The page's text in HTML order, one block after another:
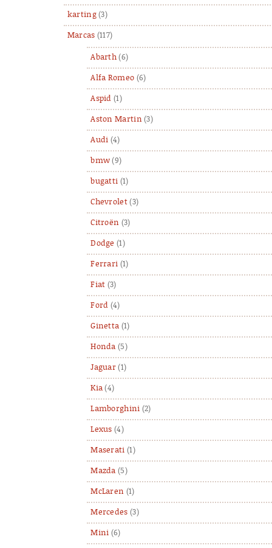
karting(3)
Marcas (117)
Abarth (6)
Alfa Romeo (6)
Aspid (1)
Aston Martin (3)
Audi (4)
bmw (9)
bugatti (1)
Chevrolet(3)
Citroën (3)
Dodge (1)
Ferrari (1)
Fiat (3)
Ford (4)
Ginetta (1)
Honda (5)
Jaguar (1)
Kia (4)
Lamborghini (2)
Lexus (4)
Maserati (1)
Mazda (5)
McLaren (1)
Mercedes (3)
Mini (6)